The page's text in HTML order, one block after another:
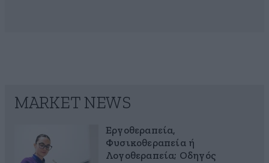
MARKET NEWS
Εργοθεραπεία,
Φυσικοθεραπεία ή
Λογοθεραπεία; Οδηγός